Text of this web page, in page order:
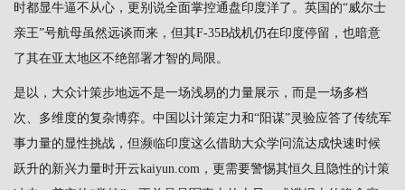
时都显牛逼不从心，更别说全面掌控通盘印度洋了。英国的“威尔士
亲王”号航母虽然远谈而来，但其F-35B战机仍在印度停留，也暗意
了其在亚太地区不绝部署才智的局限。
是以，大众计策步地远不是一场浅易的力量展示，而是一场多档
次、多维度的复杂博弈。中国以计策定力和“阳谋”灵验应答了传统军
事力量的显性挑战，但濒临印度这么借助大众学问流达成快速时候
跃升的新兴力量时开云kaiyun.com，更需要警惕其恒久且隐性的计策